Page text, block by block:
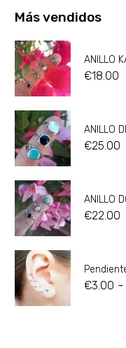
Más vendidos
ANILLO
€18.00
ANILLO
€25.00
ANILLO
€22.00
€3.00 -